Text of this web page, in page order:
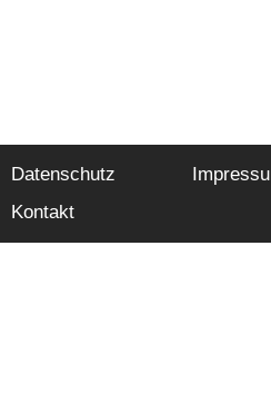
Datenschutz
Kontakt